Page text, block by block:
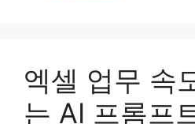
엑셀 업무 속
는 AI 프롬프